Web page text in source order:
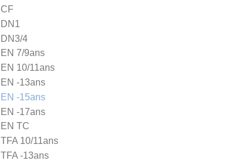
CF
DN1
DN3/4
EN 7/9ans
EN 10/11ans
EN -13ans
EN -15ans
EN -17ans
EN TC
TFA 10/11ans
TFA -13ans